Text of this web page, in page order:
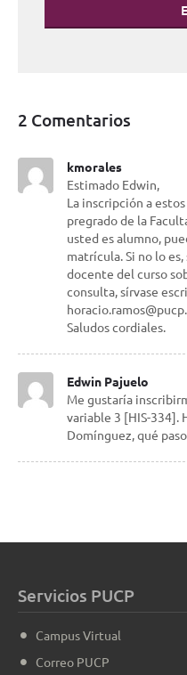
2 Comentarios
kmorales
Estimado Edwin,
La inscripción a
pregrado de la
usted es alumno,
matrícula. Si no lo
docente del curso
consulta, sírvase
Saludos cordiales.
Edwin Pajuelo
Me gustaría
variable 3 [HIS-334].
Domínguez, qué
Servicios PUCP
Campus Virtual
Correo PUCP